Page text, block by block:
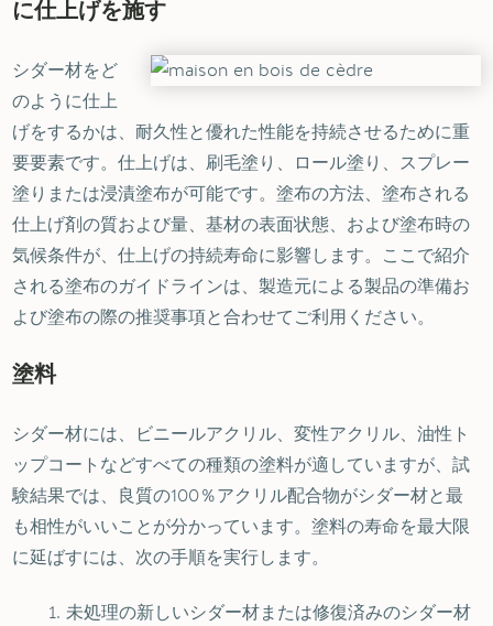
に仕上げを施す
シダー材をど
のように仕上
げをするかは、耐久性と優れた性能を持続させるために重
要要素です。仕上げは、刷毛塗り、ロール塗り、スプレー
塗りまたは浸漬塗布が可能です。塗布の方法、塗布される
仕上げ剤の質および量、基材の表面状態、および塗布時の
気候条件が、仕上げの持続寿命に影響します。ここで紹介
される塗布のガイドラインは、製造元による製品の準備お
よび塗布の際の推奨事項と合わせてご利用ください。
塗料
シダー材には、ビニールアクリル、変性アクリル、油性ト
ップコートなどすべての種類の塗料が適していますが、試
験結果では、良質の100％アクリル配合物がシダー材と最
も相性がいいことが分かっています。塗料の寿命を最大限
に延ばすには、次の手順を実行します。
未処理の新しいシダー材または修復済みのシダー材